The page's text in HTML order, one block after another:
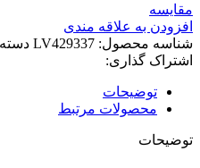
مقایسه
افزودن به علاقه مندی
شناسه محصول: LV429337
اشتراک گذاری:
توضیحات
محصولات مرتبط
توضیحات